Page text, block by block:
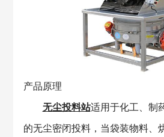
产品原理
无尘投料站适用于化工、制
的无尘密闭投料，当袋装物料、